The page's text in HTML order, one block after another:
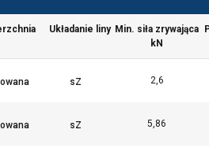
Układanie liny Min. siła zrywająca
kN
2,6
5,86
treści, reklam i analizy
z naszej witryny, naszym
z innymi informacjami, które im
usług.Polityka prywatności